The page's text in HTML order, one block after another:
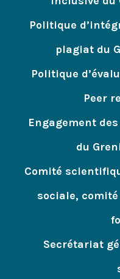
Politique
plagiat du
Politique
Peer
Engagement
du
Comité
sociale,
Secrétariat